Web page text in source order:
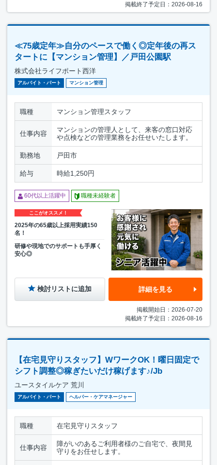
掲載終了予定日：2026-08-16
≪75歳定年≫自分のペースで働く◎定年後の再ス
タートに【マンション管理】／戸田公園駅
株式会社ライフポート西洋
アルバイト・パート マンション管理
職種 マンション管理スタッフ
仕事内容
マンションの管理人として、来客の窓口対応
や点検などの管理業務をお任せいたします。
勤務地 戸田市
給与 時給1,250円
60代以上活躍中 職種未経験者
ここがオススメ！
2025年の65歳以上採用実績150
名！
研修や現地でのサポートも手厚く
安心◎
検討リストに追加 詳細を見る
掲載開始日：2026-07-20
掲載終了予定日：2026-08-16
【在宅見守りスタッフ】WワークOK！曜日固定で
シフト調整◎稼ぎたいだけ稼げます♪/Jb
ユースタイルケア 荒川
アルバイト・パート ヘルパー・ケアマネージャー
職種 在宅見守りスタッフ
仕事内容
障がいのあるご利用者様のご自宅で、夜間見
守りをお任せします。